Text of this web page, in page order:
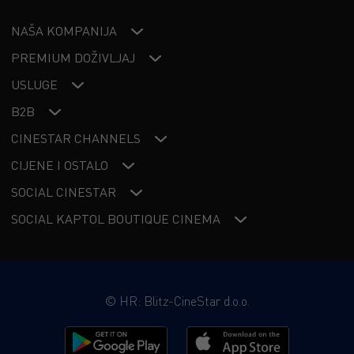
NAŠA KOMPANIJA
PREMIUM DOŽIVLJAJ
USLUGE
B2B
CINESTAR CHANNELS
CIJENE I OSTALO
SOCIAL CINESTAR
SOCIAL KAPTOL BOUTIQUE CINEMA
© HR: Blitz-CineStar d.o.o.